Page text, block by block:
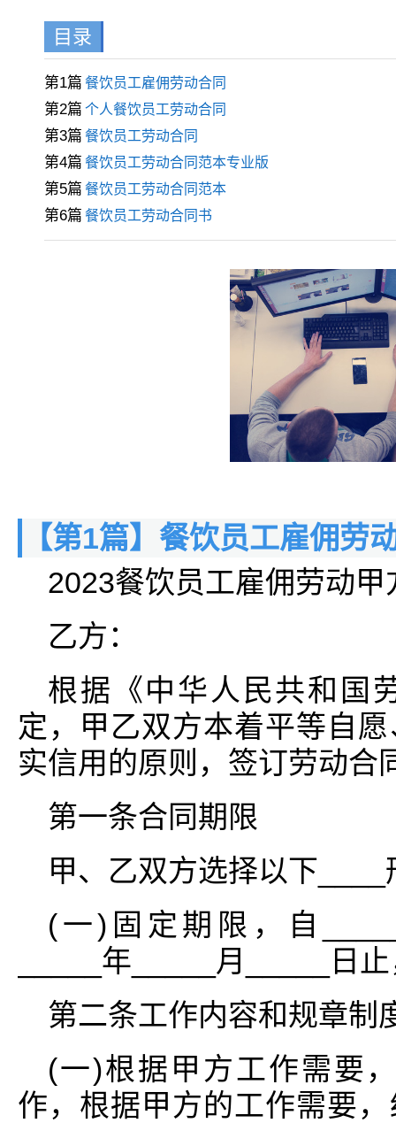
目录
第1篇 餐饮员工雇佣劳动合同
第2篇 个人餐饮员工劳动合同
第3篇 餐饮员工劳动合同
第4篇 餐饮员工劳动合同范本专业版
第5篇 餐饮员工劳动合同范本
第6篇 餐饮员工劳动合同书
【第1篇】餐饮员工雇佣劳
2023餐饮员工雇佣劳动甲
乙方：
根据《中华人民共和国
定，甲乙双方本着平等自
实信用的原则，签订劳动合
第一条合同期限
甲、乙双方选择以下
(一)固定期限，自
_____年_____月_____日
第二条工作内容和规章制
(一)根据甲方工作需要
作，根据甲方的工作需要